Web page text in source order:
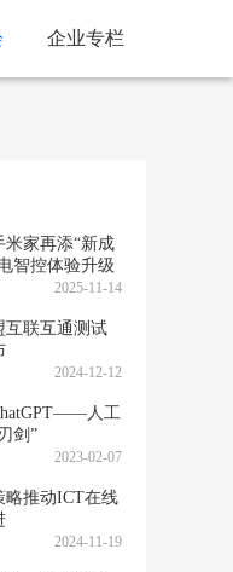
企业专栏
米家再添“新成
智控体验升级
2025-11-14
互联互通测试
2024-12-12
人工
剑”
2023-02-07
略推动ICT在线
2024-11-19